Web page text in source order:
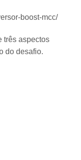
boost-mcc/
três aspectos
do desafio.